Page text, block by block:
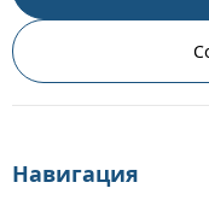
Навигация